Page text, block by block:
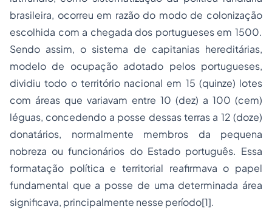
brasileira, ocorreu em razão do modo de colonização
escolhida com a chegada dos portugueses em 1500.
Sendo assim, o sistema de capitanias hereditárias,
modelo de ocupação adotado pelos portugueses,
dividiu todo o território nacional em 15 (quinze) lotes
com áreas que variavam entre 10 (dez) a 100 (cem)
léguas, concedendo a posse dessas terras a 12 (doze)
donatários, normalmente membros da pequena
nobreza ou funcionários do Estado português. Essa
formatação política e territorial reafirmava o papel
fundamental que a posse de uma determinada área
significava, principalmente nesse período[1].